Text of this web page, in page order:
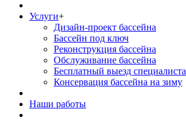
Услуги+
Дизайн-проект бассейна
Бассейн под ключ
Реконструкция бассейна
Обслуживание бассейна
Бесплатный выезд специалиста
Консервация бассейна на зиму
Наши работы